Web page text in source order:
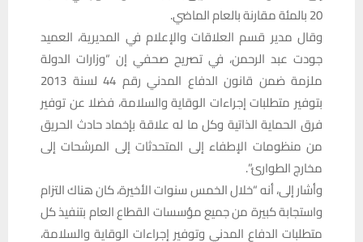
20 بالمئة مقارنة بالعام الماضي.
وقال مدير قسم العلاقات والإعلام في المديرية، العميد
جودت عبد الرحمن، في تصريح صحفي إن “وزارات الدولة
ملزمة ضمن قانون الدفاع المدني رقم 44 لسنة 2013
بتوفير متطلبات إجراءات الوقاية والسلامة، فضلا عن توفير
فرق الحماية الذاتية وكل ما له علاقة بإخماد حادث الحريق
من منظومات الإطفاء إلى المتحدثات إلى المرشحات إلى
مخارج الطوارئ”.
وأشار إلى، أنه “خلال الخمس سنوات الأخيرة، كان هناك التزام
واستجابة كبيرة من جميع مؤسسات القطاع العام بتنفيذ كل
متطلبات الدفاع المدني وتوفير إجراءات الوقاية والسلامة،